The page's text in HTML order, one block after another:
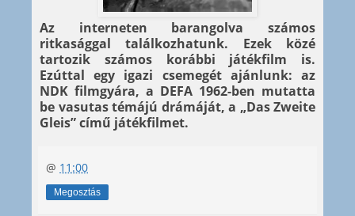
Az interneten barangolva számos
ritkasággal találkozhatunk. Ezek közé
tartozik számos korábbi játékfilm is.
Ezúttal egy igazi csemegét ajánlunk: az
NDK filmgyára, a DEFA 1962-ben mutatta
be vasutas témájú drámáját, a „Das Zweite
Gleis” című játékfilmet.
@ 11:00
Megosztás